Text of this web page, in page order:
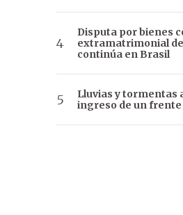
Disputa por bienes
extramatrimonial
continúa en Brasil
Lluvias y tormentas
ingreso de un